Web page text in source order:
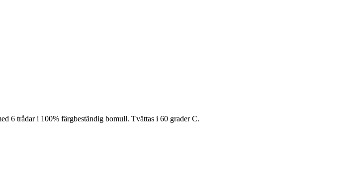
6 trådar i 100% färgbeständig bomull. Tvättas i 60 grader C.